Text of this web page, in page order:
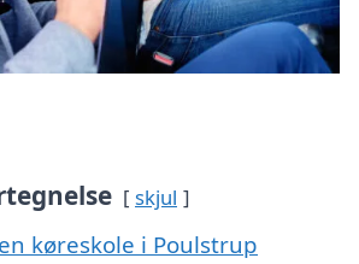
skjul
køreskole i Poulstrup